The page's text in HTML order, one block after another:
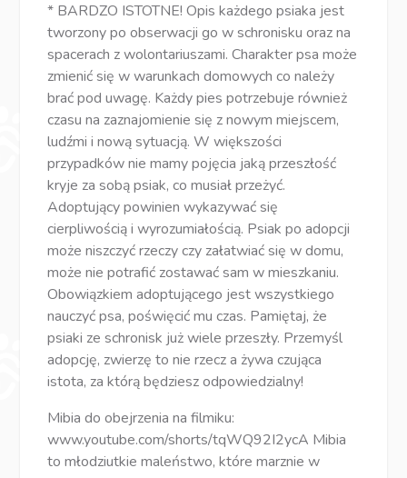
* BARDZO ISTOTNE! Opis każdego psiaka jest
tworzony po obserwacji go w schronisku oraz na
spacerach z wolontariuszami. Charakter psa może
zmienić się w warunkach domowych co należy
brać pod uwagę. Każdy pies potrzebuje również
czasu na zaznajomienie się z nowym miejscem,
ludźmi i nową sytuacją. W większości
przypadków nie mamy pojęcia jaką przeszłość
kryje za sobą psiak, co musiał przeżyć.
Adoptujący powinien wykazywać się
cierpliwością i wyrozumiałością. Psiak po adopcji
może niszczyć rzeczy czy załatwiać się w domu,
może nie potrafić zostawać sam w mieszkaniu.
Obowiązkiem adoptującego jest wszystkiego
nauczyć psa, poświęcić mu czas. Pamiętaj, że
psiaki ze schronisk już wiele przeszły. Przemyśl
adopcję, zwierzę to nie rzecz a żywa czująca
istota, za którą będziesz odpowiedzialny!
Mibia do obejrzenia na filmiku:
www.youtube.com/shorts/tqWQ92I2ycA Mibia
to młodziutkie maleństwo, które marznie w